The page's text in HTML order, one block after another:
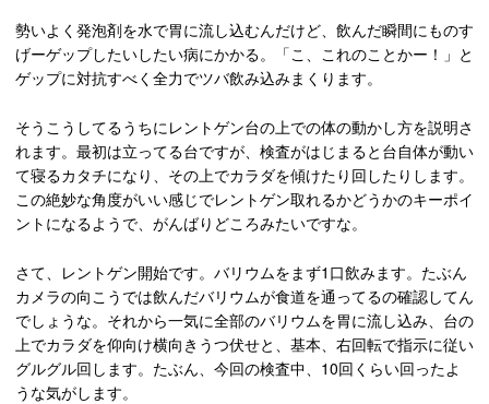
勢いよく発泡剤を水で胃に流し込むんだけど、飲んだ瞬間にものす
げーゲップしたいしたい病にかかる。「こ、これのことかー！」と
ゲップに対抗すべく全力でツバ飲み込みまくります。
そうこうしてるうちにレントゲン台の上での体の動かし方を説明さ
れます。最初は立ってる台ですが、検査がはじまると台自体が動い
て寝るカタチになり、その上でカラダを傾けたり回したりします。
この絶妙な角度がいい感じでレントゲン取れるかどうかのキーポイ
ントになるようで、がんばりどころみたいですな。
さて、レントゲン開始です。バリウムをまず1口飲みます。たぶん
カメラの向こうでは飲んだバリウムが食道を通ってるの確認してん
でしょうな。それから一気に全部のバリウムを胃に流し込み、台の
上でカラダを仰向け横向きうつ伏せと、基本、右回転で指示に従い
グルグル回します。たぶん、今回の検査中、10回くらい回ったよ
うな気がします。